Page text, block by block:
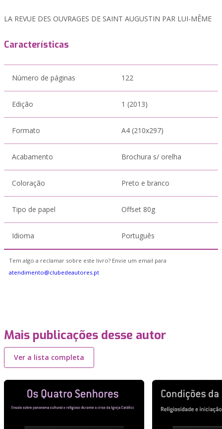
LA REVUE DES OUVRAGES DE SAINT AUGUSTIN PAR LUI-MÊME
Características
Número de páginas 122
Edição 1 (2013)
Formato A4 (210x297)
Acabamento Brochura s/ orelha
Coloração Preto e branco
Tipo de papel Offset 80g
Idioma Português
Tem algo a reclamar sobre este livro? Envie um email para
atendimento@clubedeautores.pt
Mais publicações desse autor
Ver a lista completa